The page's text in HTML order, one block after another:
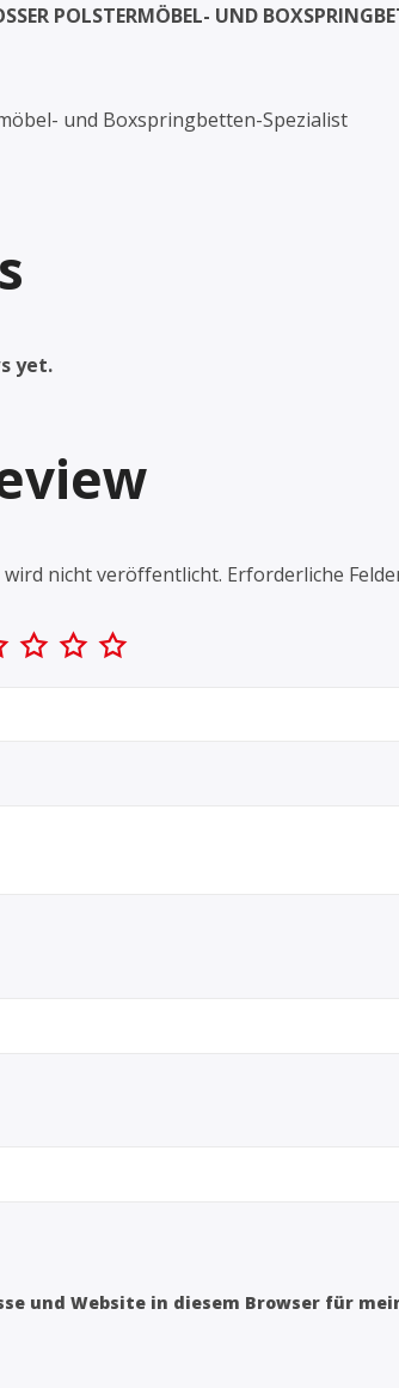
POLSTERMÖBEL- UND
und Boxspringbetten-Spezialist
yet.
wird nicht veröffentlicht. Erforderliche
und Website in diesem Browser für